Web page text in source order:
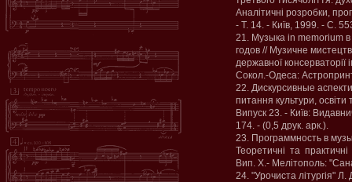
Аналітичні розробки,
- Т. 14. - Київ, 1999. - С.
21. Музыка іn memorium
годов // Музичне
державної
Сокол.-Одеса:
22. Дискурсивные
питання культури,
Випуск 23. - Київ:
174. - (0,5 друк. арк.).
23. Программность в
Теоретичні та
Вип. X.- Мелітополь:
24. "Урочиста літургія" Л.